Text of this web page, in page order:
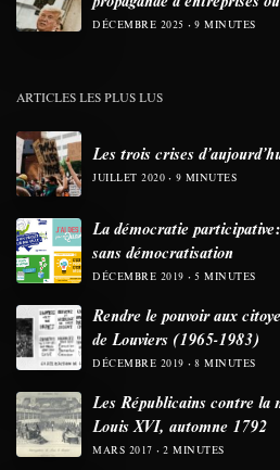
DÉCEMBRE 2025 9 MINUTES
ARTICLES LES PLUS LUS
Les trois crises
JUILLET 2020 9 MINUTES
La démocratie
sans démocratisation
DÉCEMBRE 2019 5 MINUTES
Rendre le pouvoir aux
de Louviers (1965-1983)
DÉCEMBRE 2019 8 MINUTES
Les Républicains contre la
Louis XVI, automne 1792
MARS 2017 2 MINUTES